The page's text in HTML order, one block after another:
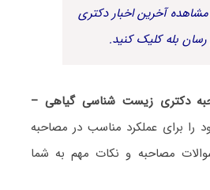
مشاهده آخرین اخبار دکتری
رسان بله کلیک کنید.
دکتری زیست ‌شناسی گیاهی –
را برای عملکرد مناسب در مصاحبه
مصاحبه و نکات مهم به شما